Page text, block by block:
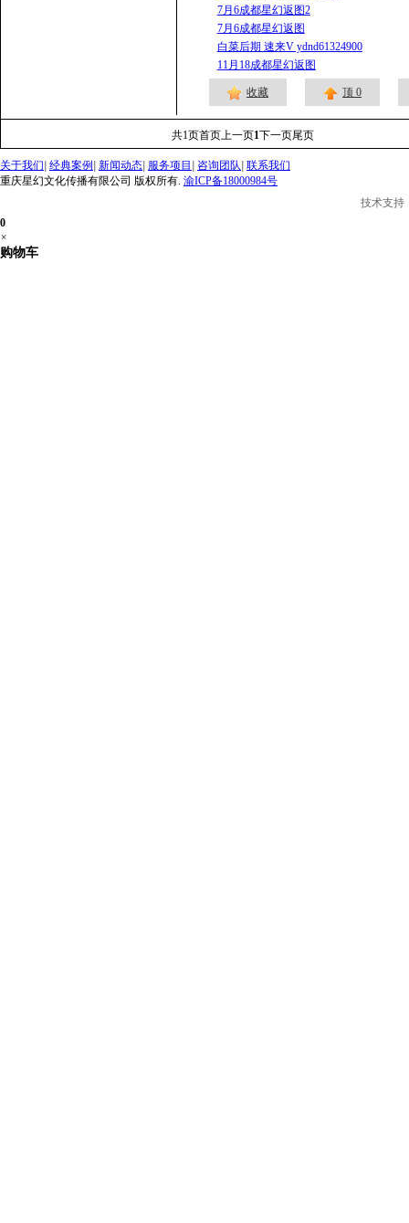
7月6成都星幻返图2
7月6成都星幻返图
白菜后期 速来V ydnd61324900
11月18成都星幻返图
收藏 顶 0
共1页首页上一页1下一页尾页
关于我们 经典案例 新闻动态 服务项目 咨询团队 联系我们
重庆星幻文化传播有限公司 版权所有. 渝ICP备18000984号
技术支持
0
×
购物车